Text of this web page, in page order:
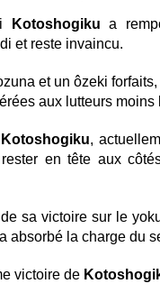
Kotoshogiku a
et reste invaincu.
et un ôzeki
aux lutteurs moins
Kotoshogiku,
en tête aux
sa victoire sur le
a absorbé la charge du
victoire de